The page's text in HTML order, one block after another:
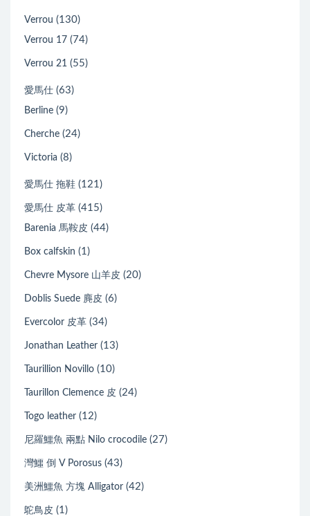
Verrou (130)
Verrou 17 (74)
Verrou 21 (55)
愛馬仕 (63)
Berline (9)
Cherche (24)
Victoria (8)
愛馬仕 拖鞋 (121)
愛馬仕 皮革 (415)
Barenia 馬鞍皮 (44)
Box calfskin (1)
Chevre Mysore 山羊皮 (20)
Doblis Suede 麂皮 (6)
Evercolor 皮革 (34)
Jonathan Leather (13)
Taurillion Novillo (10)
Taurillon Clemence 皮 (24)
Togo leather (12)
尼羅鱷魚 兩點 Nilo crocodile (27)
灣鱷 倒 V Porosus (43)
美洲鱷魚 方塊 Alligator (42)
鴕鳥皮 (1)